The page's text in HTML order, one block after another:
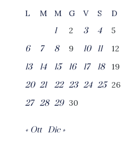
L
M M G V S
D
1
2 3 4
5
6
7 8 9 10 11
12
13
14 15 16 17 18
19
20 21 22 23 24 25 26
27 28 29 30
« Ott Dic »